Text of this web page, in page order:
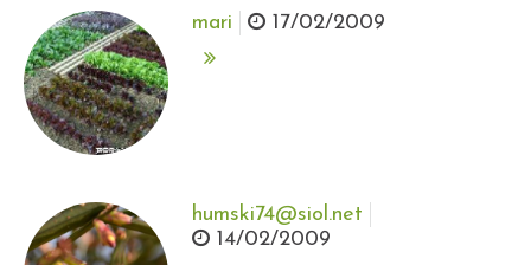
mari 17/02/2009
humski74@siol.net
14/02/2009